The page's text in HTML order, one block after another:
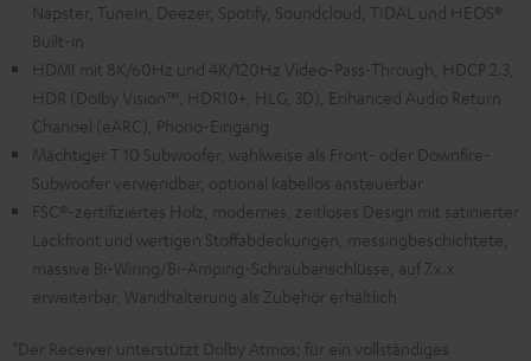
Napster, TuneIn, Deezer, Spotify, Soundcloud, TIDAL und HEOS®
Built-in
HDMI mit 8K/60Hz und 4K/120Hz Video-Pass-Through, HDCP 2.3,
HDR (Dolby Vision™, HDR10+, HLG, 3D), Enhanced Audio Return
Channel (eARC), Phono-Eingang
Mächtiger T 10 Subwoofer, wahlweise als Front- oder Downfire-
Subwoofer verwendbar, optional kabellos ansteuerbar
FSC®-zertifiziertes Holz, modernes, zeitloses Design mit satinierter
Lackfront und wertigen Stoffabdeckungen, messingbeschichtete,
massive Bi-Wiring/Bi-Amping-Schraubanschlüsse, auf 7.x.x
erweiterbar, Wandhalterung als Zubehör erhältlich
*Der Receiver unterstützt Dolby Atmos; für ein vollständiges